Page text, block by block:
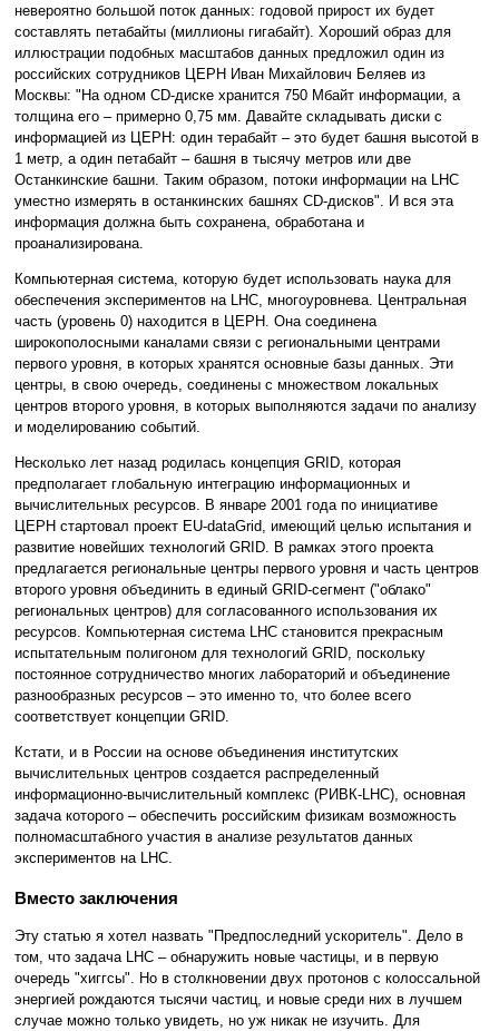
невероятно большой поток данных: годовой прирост их будет
составлять петабайты (миллионы гигабайт). Хороший образ для
иллюстрации подобных масштабов данных предложил один из
российских сотрудников ЦЕРН Иван Михайлович Беляев из
Москвы: "На одном СD-диске хранится 750 Мбайт информации, а
толщина его – примерно 0,75 мм. Давайте складывать диски с
информацией из ЦЕРН: один терабайт – это будет башня высотой в
1 метр, а один петабайт – башня в тысячу метров или две
Останкинские башни. Таким образом, потоки информации на LHC
уместно измерять в останкинских башнях CD-дисков". И вся эта
информация должна быть сохранена, обработана и
проанализирована.
Компьютерная система, которую будет использовать наука для
обеспечения экспериментов на LHC, многоуровнева. Центральная
часть (уровень 0) находится в ЦЕРН. Она соединена
широкополосными каналами связи с региональными центрами
первого уровня, в которых хранятся основные базы данных. Эти
центры, в свою очередь, соединены с множеством локальных
центров второго уровня, в которых выполняются задачи по анализу
и моделированию событий.
Несколько лет назад родилась концепция GRID, которая
предполагает глобальную интеграцию информационных и
вычислительных ресурсов. В январе 2001 года по инициативе
ЦЕРН стартовал проект EU-dataGrid, имеющий целью испытания и
развитие новейших технологий GRID. В рамках этого проекта
предлагается региональные центры первого уровня и часть центров
второго уровня объединить в единый GRID-сегмент ("облако"
региональных центров) для согласованного использования их
ресурсов. Компьютерная система LHC становится прекрасным
испытательным полигоном для технологий GRID, поскольку
постоянное сотрудничество многих лабораторий и объединение
разнообразных ресурсов – это именно то, что более всего
соответствует концепции GRID.
Кстати, и в России на основе объединения институтских
вычислительных центров создается распределенный
информационно-вычислительный комплекс (РИВК-LHC), основная
задача которого – обеспечить российским физикам возможность
полномасштабного участия в анализе результатов данных
экспериментов на LHC.
Вместо заключения
Эту статью я хотел назвать "Предпоследний ускоритель". Дело в
том, что задача LHC – обнаружить новые частицы, и в первую
очередь "хиггсы". Но в столкновении двух протонов с колоссальной
энергией рождаются тысячи частиц, и новые среди них в лучшем
случае можно только увидеть, но уж никак не изучить. Для